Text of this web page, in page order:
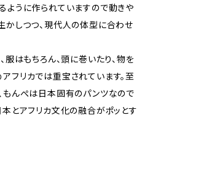
ように作られていますので動きや
かしつつ、現代人の体型に合わせ
服はもちろん、頭に巻いたり、物を
フリカでは重宝されています。至
もんぺは日本固有のパンツなので
とアフリカ文化の融合がポッとす